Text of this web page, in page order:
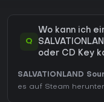
Q
Wo kann ich
oder CD Key
SALVATIONLAND
es auf Steam